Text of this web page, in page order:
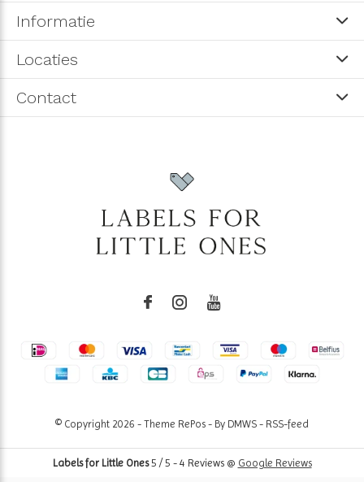
Informatie
Locaties
Contact
© Copyright 2026 - Theme RePos - By DMWS - RSS-feed
Labels for Little Ones5 / 5 - 4 Reviews @ Google Reviews